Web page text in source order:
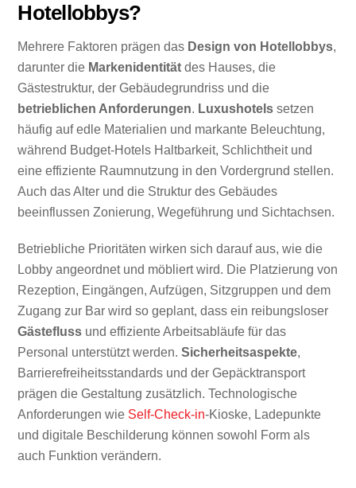
Hotellobbys?
Mehrere Faktoren prägen das Design von Hotellobbys,
darunter die Markenidentität des Hauses, die
Gästestruktur, der Gebäudegrundriss und die
betrieblichen Anforderungen. Luxushotels setzen
häufig auf edle Materialien und markante Beleuchtung,
während Budget-Hotels Haltbarkeit, Schlichtheit und
eine effiziente Raumnutzung in den Vordergrund stellen.
Auch das Alter und die Struktur des Gebäudes
beeinflussen Zonierung, Wegeführung und Sichtachsen.
Betriebliche Prioritäten wirken sich darauf aus, wie die
Lobby angeordnet und möbliert wird. Die Platzierung von
Rezeption, Eingängen, Aufzügen, Sitzgruppen und dem
Zugang zur Bar wird so geplant, dass ein reibungsloser
Gästefluss und effiziente Arbeitsabläufe für das
Personal unterstützt werden.Sicherheitsaspekte,
Barrierefreiheitsstandards und der Gepäcktransport
prägen die Gestaltung zusätzlich. Technologische
Anforderungen wie Self-Check-in-Kioske, Ladepunkte
und digitale Beschilderung können sowohl Form als
auch Funktion verändern.